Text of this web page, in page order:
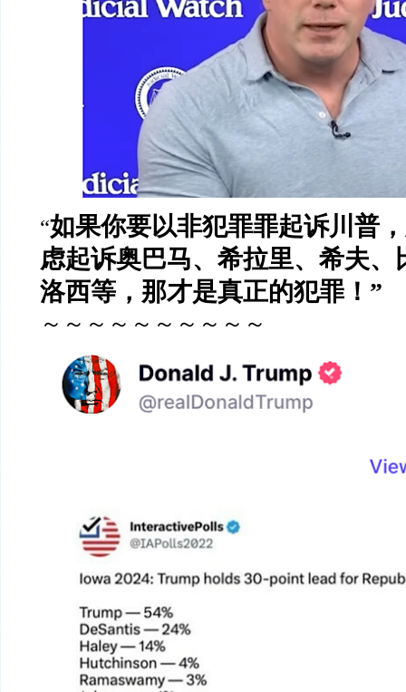
“如果你要以非犯罪罪起诉川普
虑起诉奥巴马、希拉里、希夫、
洛西等，那才是真正的犯罪！ ”
～～～～～～～～～～